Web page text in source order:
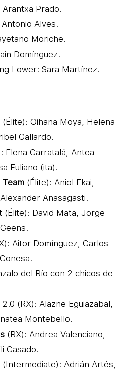
Prado.
Alves.
Moriche.
Domínguez.
Lower: Sara Martínez.
(Élite): Oihana Moya, Helena
Gallardo.
Elena Carratalá, Antea
Fuliano (ita).
(Élite): Aniol Ekai,
Anasagasti.
(Élite): David Mata, Jorge
Aitor Domínguez, Carlos
del Río con 2 chicos de
2.0 (RX): Alazne Eguiazabal,
Montebello.
(RX): Andrea Valenciano,
Casado.
(Intermediate): Adrián Artés,